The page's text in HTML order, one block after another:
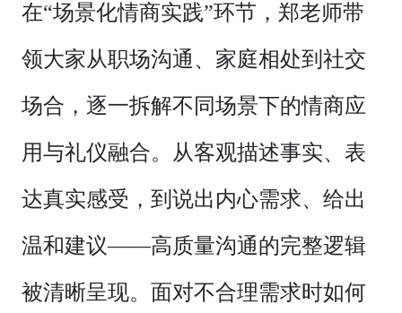
在“场景化情商实践”环节，郑老师带
领大家从职场沟通、家庭相处到社交
场合，逐一拆解不同场景下的情商应
用与礼仪融合。从客观描述事实、表
达真实感受，到说出内心需求、给出
温和建议——高质量沟通的完整逻辑
被清晰呈现。面对不合理需求时如何